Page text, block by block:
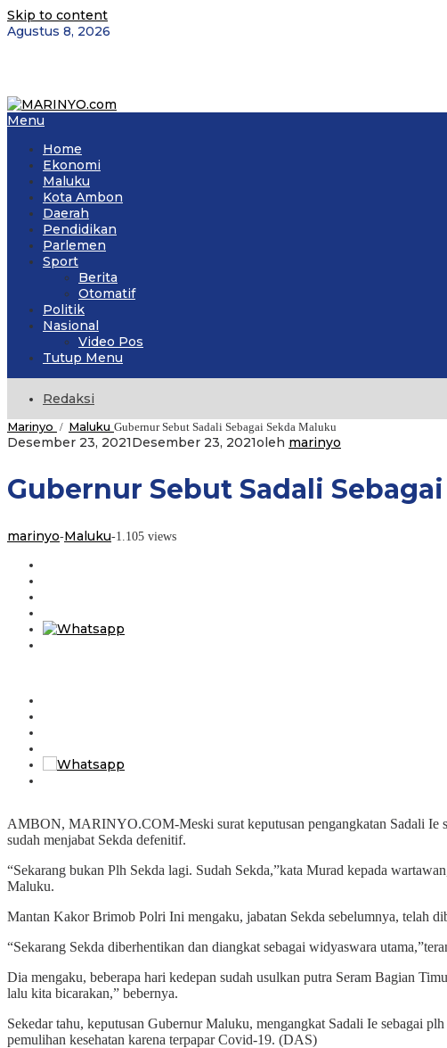
Skip to content
Agustus 8, 2026
Menu
Home
Ekonomi
Maluku
Kota Ambon
Daerah
Pendidikan
Parlemen
Sport
Berita
Otomatif
Politik
Nasional
Video Pos
Tutup Menu
Redaksi
Marinyo / Maluku Gubernur Sebut Sadali Sebagai Sekda Maluku
Desember 23, 2021Desember 23, 2021oleh marinyo
Gubernur Sebut Sadali
marinyo-Maluku-1.105 views
AMBON, MARINYO.COM-Meski surat keputusan pengangkatan Sadali Ie
sudah menjabat Sekda defenitif.
“Sekarang bukan Plh Sekda lagi. Sudah Sekda,”kata Murad kepada
Maluku.
Mantan Kakor Brimob Polri Ini mengaku, jabatan Sekda sebelumnya, telah
“Sekarang Sekda diberhentikan dan diangkat sebagai widyaswara
Dia mengaku, beberapa hari kedepan sudah usulkan putra Seram Bagian
lalu kita bicarakan,” bebernya.
Sekedar tahu, keputusan Gubernur Maluku, mengangkat Sadali Ie sebagai
pemulihan kesehatan karena terpapar Covid-19. (DAS)